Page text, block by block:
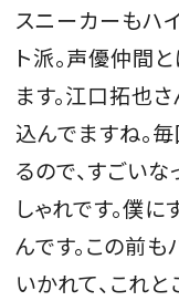
スニーカーもハ
ト派。声優仲間
ます。江口拓也
込んでますね。
るので、すごい
しゃれです。僕
んです。この前
いかれて、これ